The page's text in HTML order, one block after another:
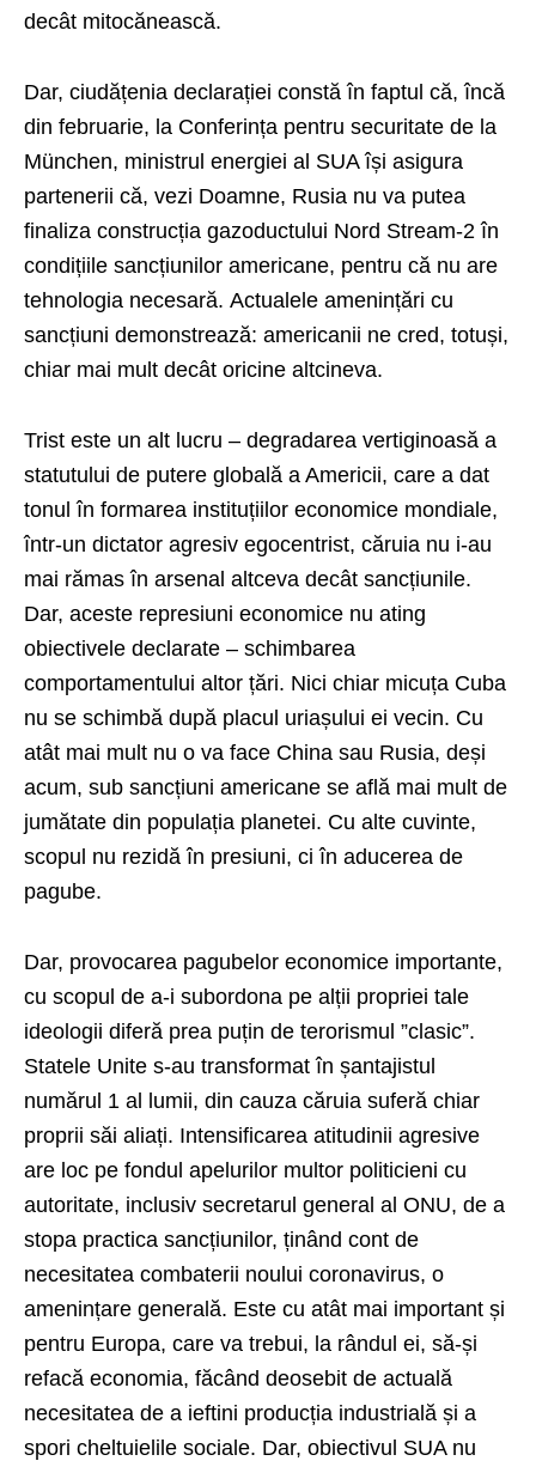
decât mitocănească.
Dar, ciudățenia declarației constă în faptul că, încă
din februarie, la Conferința pentru securitate de la
München, ministrul energiei al SUA își asigura
partenerii că, vezi Doamne, Rusia nu va putea
finaliza construcția gazoductului Nord Stream-2 în
condițiile sancțiunilor americane, pentru că nu are
tehnologia necesară. Actualele amenințări cu
sancțiuni demonstrează: americanii ne cred, totuși,
chiar mai mult decât oricine altcineva.
Trist este un alt lucru – degradarea vertiginoasă a
statutului de putere globală a Americii, care a dat
tonul în formarea instituțiilor economice mondiale,
într-un dictator agresiv egocentrist, căruia nu i-au
mai rămas în arsenal altceva decât sancțiunile.
Dar, aceste represiuni economice nu ating
obiectivele declarate – schimbarea
comportamentului altor țări. Nici chiar micuța Cuba
nu se schimbă după placul uriașului ei vecin. Cu
atât mai mult nu o va face China sau Rusia, deși
acum, sub sancțiuni americane se află mai mult de
jumătate din populația planetei. Cu alte cuvinte,
scopul nu rezidă în presiuni, ci în aducerea de
pagube.
Dar, provocarea pagubelor economice importante,
cu scopul de a-i subordona pe alții propriei tale
ideologii diferă prea puțin de terorismul ”clasic”.
Statele Unite s-au transformat în șantajistul
numărul 1 al lumii, din cauza căruia suferă chiar
proprii săi aliați. Intensificarea atitudinii agresive
are loc pe fondul apelurilor multor politicieni cu
autoritate, inclusiv secretarul general al ONU, de a
stopa practica sancțiunilor, ținând cont de
necesitatea combaterii noului coronavirus, o
amenințare generală. Este cu atât mai important și
pentru Europa, care va trebui, la rândul ei, să-și
refacă economia, făcând deosebit de actuală
necesitatea de a ieftini producția industrială și a
spori cheltuielile sociale. Dar, obiectivul SUA nu